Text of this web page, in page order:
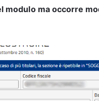
modulo ma occorre